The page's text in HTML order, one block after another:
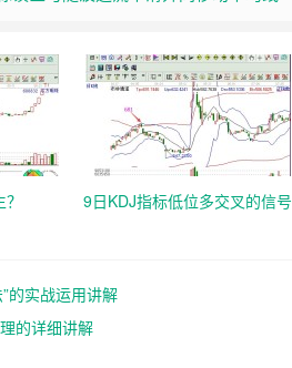
9日KDJ指标低位多交叉的信号
的实战运用讲解
的详细讲解